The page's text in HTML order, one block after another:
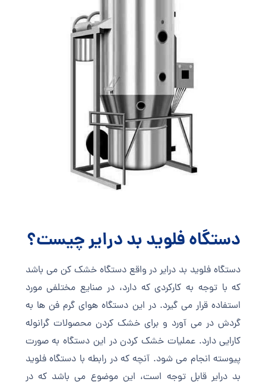
دستگاه فلوید بد درایر چیست؟
دستگاه فلوید بد درایر در واقع دستگاه خشک کن می باشد
که با توجه به کارکردی که دارد، در صنایع مختلفی مورد
استفاده قرار می گیرد. در این دستگاه هوای گرم فن ها به
گردش در می آورد و برای خشک کردن محصولات گرانوله
کارایی دارد. عملیات خشک کردن در این دستگاه به صورت
پیوسته انجام می شود. آنچه که در رابطه با دستگاه فلوید
بد درایر قابل توجه است، این موضوع می باشد که در